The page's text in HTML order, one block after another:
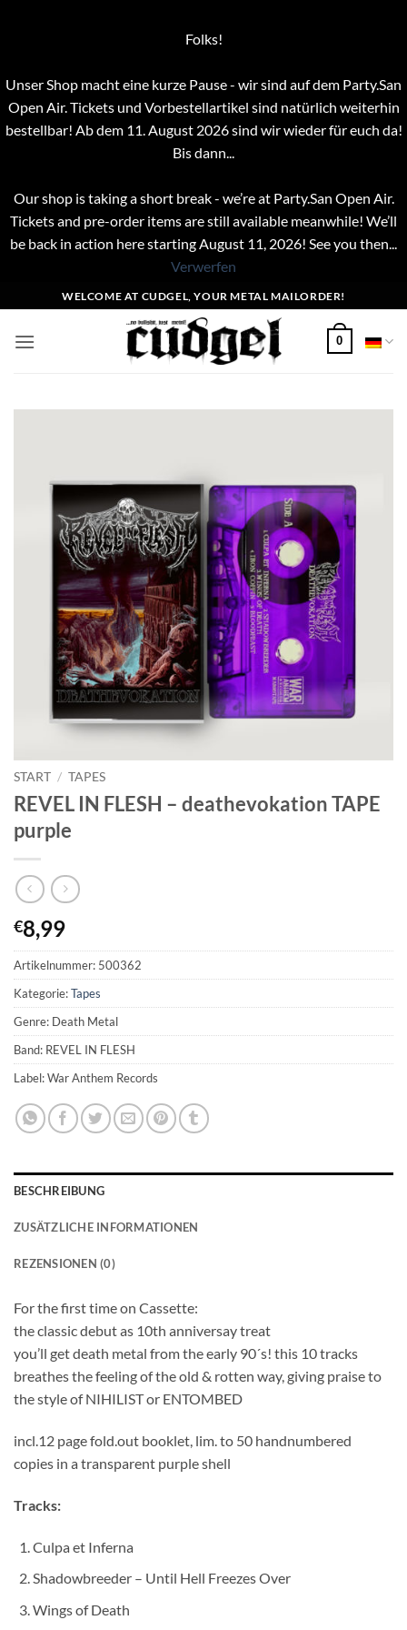
Folks!
Unser Shop macht eine kurze Pause - wir sind auf dem Party.San
Open Air. Tickets und Vorbestellartikel sind natürlich weiterhin
bestellbar! Ab dem 11. August 2026 sind wir wieder für euch da!
Bis dann...
Our shop is taking a short break - we’re at Party.San Open Air.
Tickets and pre-order items are still available meanwhile! We’ll
be back in action here starting August 11, 2026! See you then...
Verwerfen
Inhalt
springen
WELCOME AT CUDGEL, YOUR METAL MAILORDER!
0
START / TAPES
REVEL IN FLESH – deathevokation TAPE
purple
€8,99
Artikelnummer: 500362
Kategorie:Tapes
Genre: Death Metal
Band: REVEL IN FLESH
Label: War Anthem Records
BESCHREIBUNG
ZUSÄTZLICHE INFORMATIONEN
REZENSIONEN (0)
For the first time on Cassette:
the classic debut as 10th anniversay treat
you’ll get death metal from the early 90´s! this 10 tracks
breathes the feeling of the old & rotten way, giving praise to
the style of NIHILIST or ENTOMBED
incl.12 page fold.out booklet, lim. to 50 handnumbered
copies in a transparent purple shell
Tracks:
Culpa et Inferna
Shadowbreeder – Until Hell Freezes Over
Wings of Death